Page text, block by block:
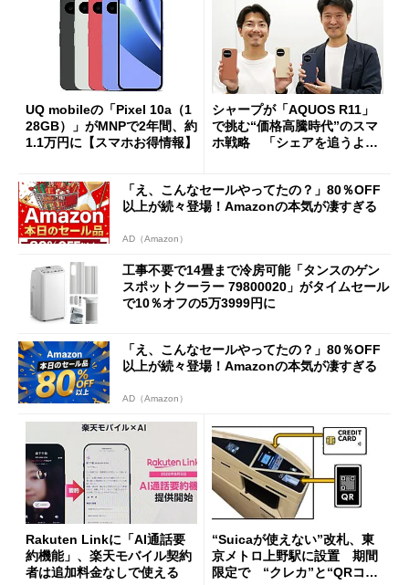
UQ mobileの「Pixel 10a（1
28GB）」がMNPで2年間、約
1.1万円に【スマホお得情報】
シャープが「AQUOS R11」
で挑む“価格高騰時代”のスマ
ホ戦略 「シェアを追うより
「え、こんなセールやってたの？」80％OFF
以上が続々登場！Amazonの本気が凄すぎる
AD（Amazon）
工事不要で14畳まで冷房可能「タンスのゲン
スポットクーラー 79800020」がタイムセール
で10％オフの5万3999円に
「え、こんなセールやってたの？」80％OFF
以上が続々登場！Amazonの本気が凄すぎる
AD（Amazon）
Rakuten Linkに「AI通話要
約機能」、楽天モバイル契約
者は追加料金なしで使える
“Suicaが使えない”改札、東
京メトロ上野駅に設置 期間
限定で “クレカ”と“QRコー